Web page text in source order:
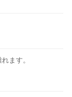
ます。